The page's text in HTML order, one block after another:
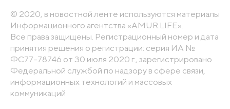
© 2020, в новостной ленте используются материалы
Информационного агентства «AMUR.LIFE».
Все права защищены. Регистрационный номер и дата
принятия решения о регистрации: серия ИА №
ФС77-78746 от 30 июля 2020 г., зарегистрировано
Федеральной службой по надзору в сфере связи,
информационных технологий и массовых
коммуникаций